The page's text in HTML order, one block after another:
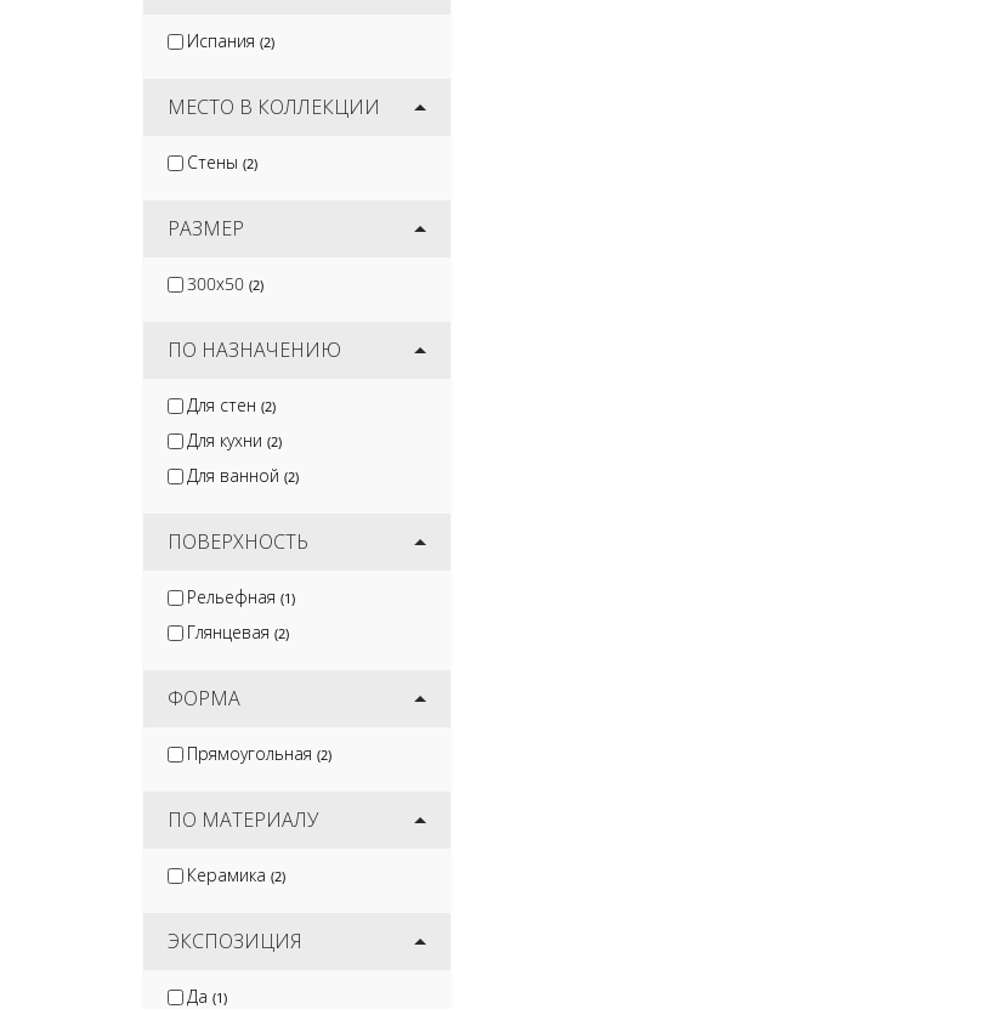
Kirovit
Испания (2)
МЕСТО В КОЛЛЕКЦИИ
Стены (2)
РАЗМЕР
300x50 (2)
ПО НАЗНАЧЕНИЮ
Для стен (2)
Для кухни (2)
Для ванной (2)
ПОВЕРХНОСТЬ
Рельефная (1)
Глянцевая (2)
ФОРМА
Прямоугольная (2)
ПО МАТЕРИАЛУ
Керамика (2)
ЭКСПОЗИЦИЯ
Да (1)